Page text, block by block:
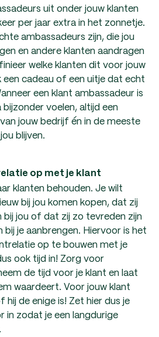
uit onder jouw klanten
per jaar extra in het zonnetje.
ambassadeurs zijn, die jou
en andere klanten aandragen
welke klanten dit voor jouw
cadeau of een uitje dat echt
een klant ambassadeur is
voelen, altijd een
jouw bedrijf én in de meeste
blijven.
op met je klant
klanten behouden. Je wilt
bij jou komen kopen, dat zij
bij jou of dat zij zo tevreden zijn
je aanbrengen. Hiervoor is het
op te bouwen met je
ook tijd in! Zorg voor
de tijd voor je klant en laat
waardeert. Voor jouw klant
de enige is! Zet hier dus je
in zodat je een langdurige